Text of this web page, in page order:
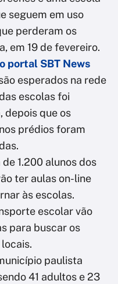
seguem em uso
perderam os
em 19 de fevereiro.
portal SBT News
esperados na rede
escolas foi
depois que os
prédios foram
1.200 alunos dos
ter aulas on-line
às escolas.
escolar vão
para buscar os
paulista
41 adultos e 23